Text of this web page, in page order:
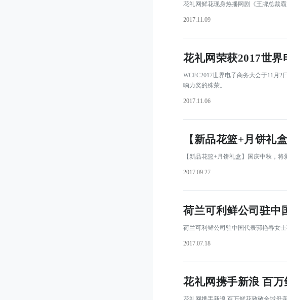
花礼网鲜花现身热播网剧《王牌总裁
2017.11.09
花礼网荣获2017世
WCEC2017世界电子商务大会于11月
响力奖的殊荣。
2017.11.06
【新品花篮+月饼礼
【新品花篮+月饼礼盒】国庆中秋，
2017.09.27
荷兰可利鲜公司驻中
荷兰可利鲜公司驻中国代表郭艳春女
2017.07.18
花礼网携手新浪 百